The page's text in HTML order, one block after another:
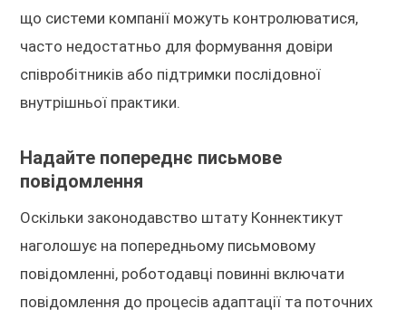
що системи компанії можуть контролюватися,
часто недостатньо для формування довіри
співробітників або підтримки послідовної
внутрішньої практики.
Надайте попереднє письмове
повідомлення
Оскільки законодавство штату Коннектикут
наголошує на попередньому письмовому
повідомленні, роботодавці повинні включати
повідомлення до процесів адаптації та поточних